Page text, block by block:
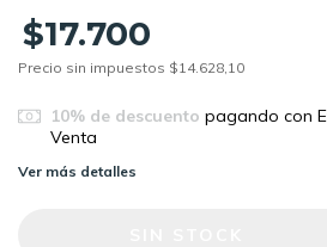
$17.700
Precio sin impuestos $14.628,10
10% de descuento pagando con
Venta
Ver más detalles